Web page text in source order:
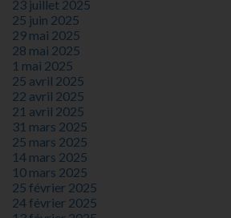
23 juillet 2025
25 juin 2025
29 mai 2025
28 mai 2025
1 mai 2025
25 avril 2025
22 avril 2025
21 avril 2025
31 mars 2025
25 mars 2025
14 mars 2025
10 mars 2025
25 février 2025
24 février 2025